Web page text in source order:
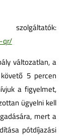
qr/
változatlan, a
5 percen
a figyelmet,
ügyelni kell
mert a
pótdíjazási